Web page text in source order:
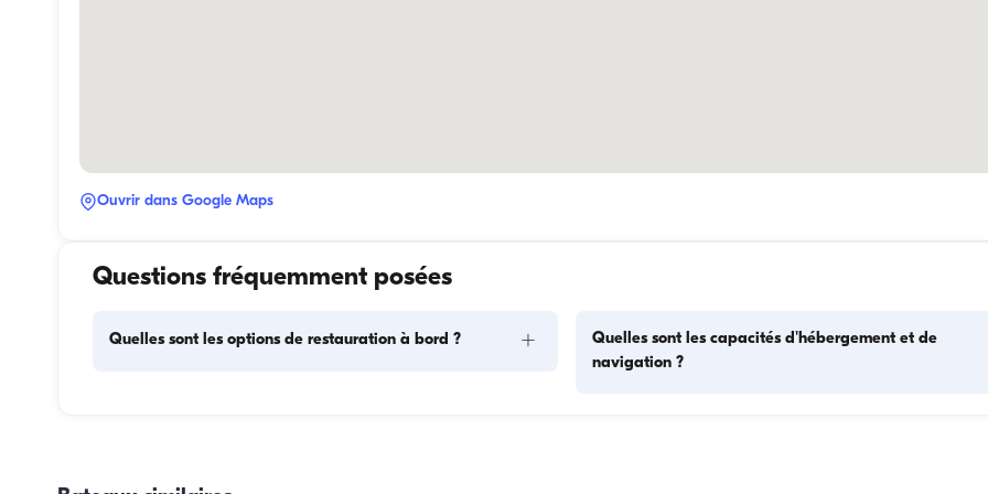
Ouvrir dans Google Maps
Questions fréquemment posées
Quelles sont les options de restauration à bord ? +
Quelles sont les capacités d'hébergement et de
navigation ?